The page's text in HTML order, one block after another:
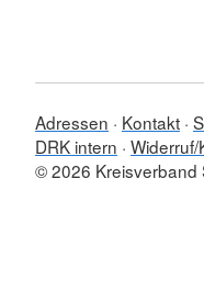
Adressen Kontakt
DRK intern
© 2026 Kreisverband